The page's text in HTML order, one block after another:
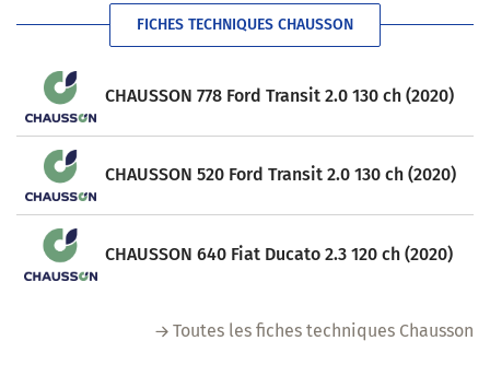
FICHES TECHNIQUES CHAUSSON
CHAUSSON 778 Ford Transit 2.0 130 ch (2020)
CHAUSSON 520 Ford Transit 2.0 130 ch (2020)
CHAUSSON 640 Fiat Ducato 2.3 120 ch (2020)
Toutes les fiches techniques Chausson